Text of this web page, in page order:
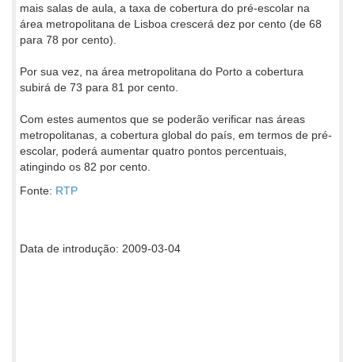
mais salas de aula, a taxa de cobertura do pré-escolar na
área metropolitana de Lisboa crescerá dez por cento (de 68
para 78 por cento).
Por sua vez, na área metropolitana do Porto a cobertura
subirá de 73 para 81 por cento.
Com estes aumentos que se poderão verificar nas áreas
metropolitanas, a cobertura global do país, em termos de pré-
escolar, poderá aumentar quatro pontos percentuais,
atingindo os 82 por cento.
Fonte: RTP
Data de introdução: 2009-03-04